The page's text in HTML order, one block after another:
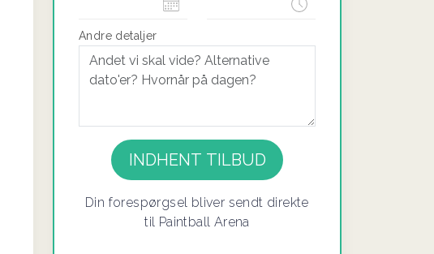
Andre detaljer
human,
this
Din forespørgsel bliver sendt direkte
til Paintball Arena